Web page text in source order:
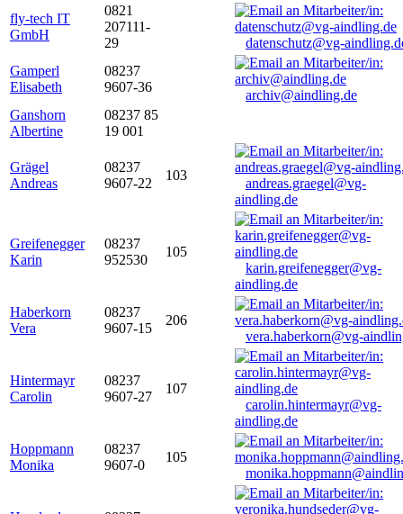
fly-tech IT
GmbH
0821
207111-
29
datenschutz@vg-
Gamperl
Elisabeth
08237
9607-36
archiv@aindling.de
Ganshorn
Albertine
08237 85
19 001
Grägel
Andreas
08237
9607-22
103
andreas.graegel@vg-
aindling.de
Greifenegger
Karin
08237
952530
105
karin.greifenegger@vg-
aindling.de
Haberkorn
Vera
08237
9607-15
206
vera.haberkorn@vg-
Hintermayr
Carolin
08237
9607-27
107
carolin.hintermayr@vg-
aindling.de
Hoppmann
Monika
08237
9607-0
105